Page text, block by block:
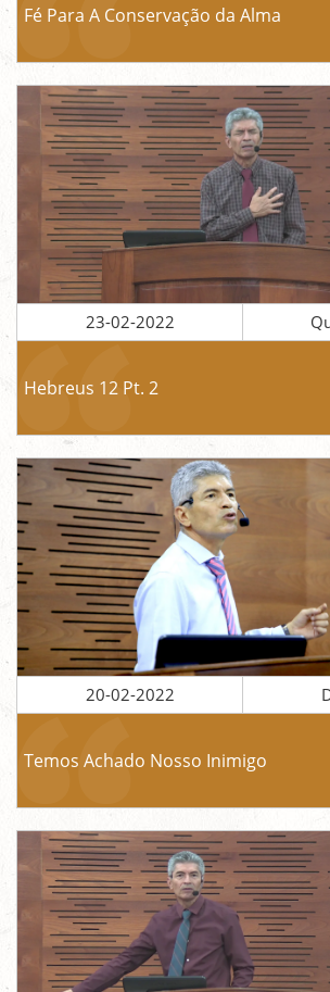
Fé Para A Conservação da Alma
23-02-2022
Hebreus 12 Pt. 2
20-02-2022
Temos Achado Nosso Inimigo